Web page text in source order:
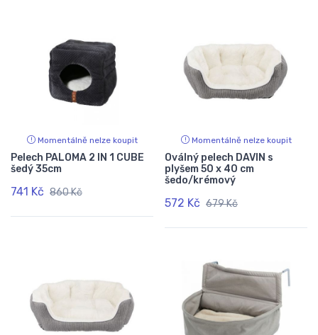
Momentálně nelze koupit
Pelech PALOMA 2 IN 1 CUBE
šedý 35cm
741 Kč 860 Kč
Momentálně nelze koupit
Oválný pelech DAVIN s
plyšem 50 x 40 cm
šedo/krémový
572 Kč 679 Kč